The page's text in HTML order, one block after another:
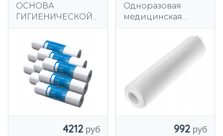
ОСНОВА
ГИГИЕНИЧЕСКОЙ
50 см 50 м 9 шт.
4212
Одноразовая
медицинская
флизелина, 70см х
992